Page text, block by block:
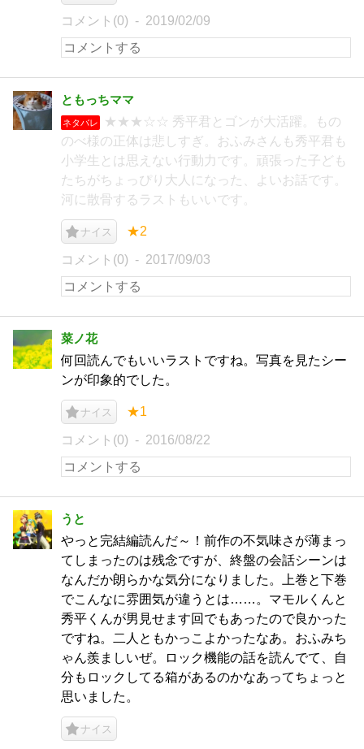
コメント(0) 2019/02/09
ともっちママ
ネタバレ
★★★☆☆ 秀平君とゴンが大活躍。もの
のべ様の正体は悲しすぎ。おふみさんも秀平君も
小学生とは思えない行動力です。頑張った子ども
たちがちょっぴり大人になった、よいお話です。
河に散骨するラストもいいです。
ナイス ★2
コメント(0) 2017/09/03
菜ノ花
何回読んでもいいラストですね。写真を見たシー
ンが印象的でした。
ナイス ★1
コメント(0) 2016/08/22
うと
やっと完結編読んだ～！前作の不気味さが薄まっ
てしまったのは残念ですが、終盤の会話シーンは
なんだか朗らかな気分になりました。上巻と下巻
でこんなに雰囲気が違うとは……。マモルくんと
秀平くんが男見せます回でもあったので良かった
ですね。二人ともかっこよかったなあ。おふみち
ゃん羨ましいぜ。ロック機能の話を読んでて、自
分もロックしてる箱があるのかなあってちょっと
思いました。
ナイス